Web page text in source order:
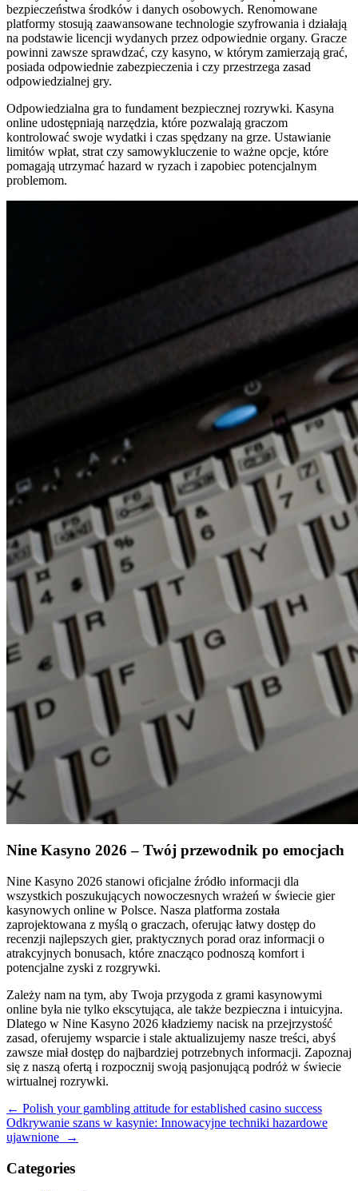
bezpieczeństwa środków i danych osobowych. Renomowane
platformy stosują zaawansowane technologie szyfrowania i działają
na podstawie licencji wydanych przez odpowiednie organy. Gracze
powinni zawsze sprawdzać, czy kasyno, w którym zamierzają grać,
posiada odpowiednie zabezpieczenia i czy przestrzega zasad
odpowiedzialnej gry.
Odpowiedzialna gra to fundament bezpiecznej rozrywki. Kasyna
online udostępniają narzędzia, które pozwalają graczom
kontrolować swoje wydatki i czas spędzany na grze. Ustawianie
limitów wpłat, strat czy samowykluczenie to ważne opcje, które
pomagają utrzymać hazard w ryzach i zapobiec potencjalnym
problemom.
Nine Kasyno 2026 – Twój przewodnik po emocjach
Nine Kasyno 2026 stanowi oficjalne źródło informacji dla
wszystkich poszukujących nowoczesnych wrażeń w świecie gier
kasynowych online w Polsce. Nasza platforma została
zaprojektowana z myślą o graczach, oferując łatwy dostęp do
recenzji najlepszych gier, praktycznych porad oraz informacji o
atrakcyjnych bonusach, które znacząco podnoszą komfort i
potencjalne zyski z rozgrywki.
Zależy nam na tym, aby Twoja przygoda z grami kasynowymi
online była nie tylko ekscytująca, ale także bezpieczna i intuicyjna.
Dlatego w Nine Kasyno 2026 kładziemy nacisk na przejrzystość
zasad, oferujemy wsparcie i stale aktualizujemy nasze treści, abyś
zawsze miał dostęp do najbardziej potrzebnych informacji. Zapoznaj
się z naszą ofertą i rozpocznij swoją pasjonującą podróż w świecie
wirtualnej rozrywki.
Navegación
de
← Polish your gambling attitude for established casino success
Odkrywanie szans w kasynie: Innowacyjne techniki hazardowe
ujawnione
→
Categories